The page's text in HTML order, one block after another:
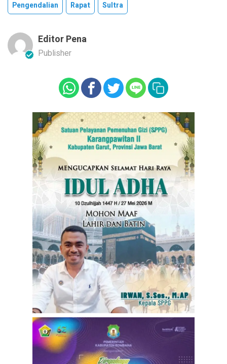
Pengendalian Rapat Sultra
Editor Pena
Publisher